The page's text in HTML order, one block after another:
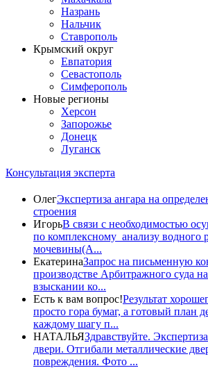
Назрань
Нальчик
Ставрополь
Крымский округ
Евпатория
Севастополь
Симферополь
Новые регионы
Херсон
Запорожье
Донецк
Луганск
Консультация эксперта
ОлегЭкспертиза ангара на
строения
ИгорьВ связи с необходимостью
по комплексному анализу водного
мочевины(A...
ЕкатеринаЗапрос на письменную
производстве Арбитражного суда
взыскании ко...
Есть к вам вопрос!Результат
просто гора бумаг, а готовый план
каждому шагу п...
НАТАЛЬЯЗдравствуйте.
двери. Отгибали металлические
повреждения. Фото ...